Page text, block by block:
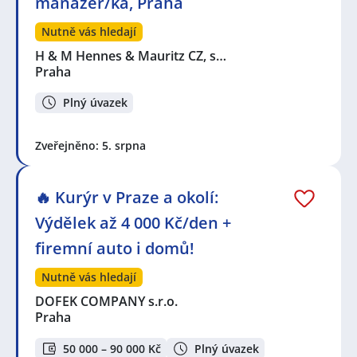
Nutně vás hledají
H & M Hennes & Mauritz CZ, s…
Praha
Plný úvazek
Zveřejněno: 5. srpna
🔥 Kurýr v Praze a okolí:
Výdělek až 4 000 Kč/den +
firemní auto i domů!
Nutně vás hledají
DOFEK COMPANY s.r.o.
Praha
50 000 – 90 000 Kč
Plný úvazek